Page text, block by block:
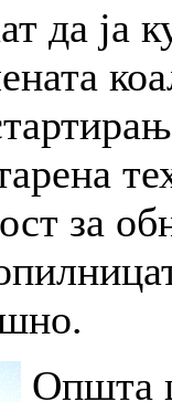
да ја
за
Општа